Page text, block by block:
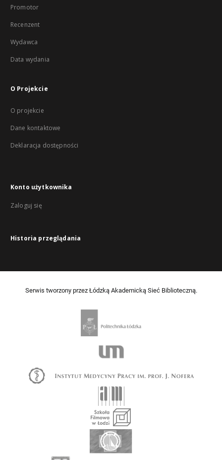
Promotor
Recenzent
Wydawca
Data wydania
O Projekcie
O projekcie
Dane kontaktowe
Deklaracja dostępności
Konto użytkownika
Zaloguj się
Historia przeglądania
Serwis tworzony przez Łódzką Akademicką Sieć Biblioteczną.